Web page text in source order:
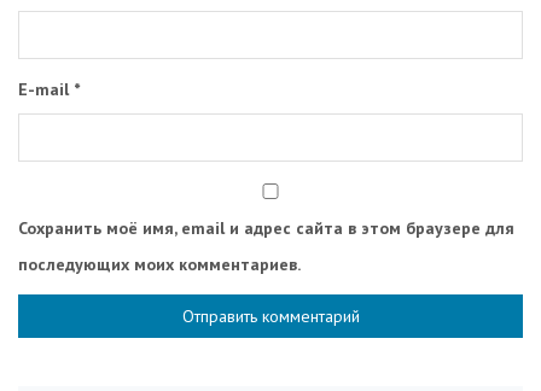
E-mail *
Сохранить моё имя, email и адрес сайта в этом браузере для
последующих моих комментариев.